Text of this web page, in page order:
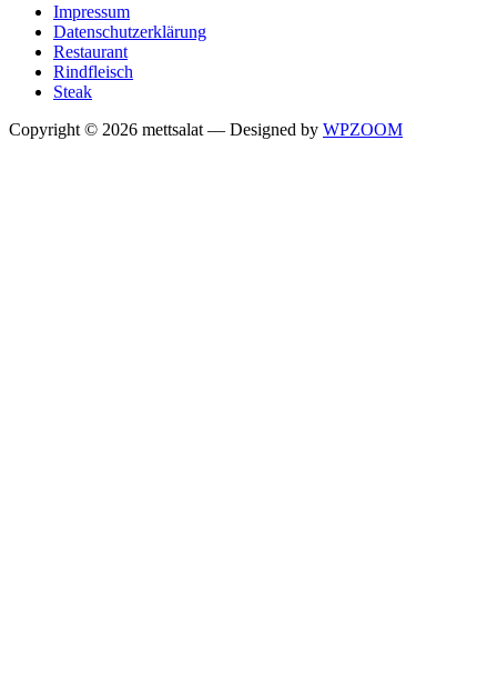
Impressum
Datenschutzerklärung
Restaurant
Rindfleisch
Steak
Copyright © 2026 mettsalat — Designed by WPZOOM